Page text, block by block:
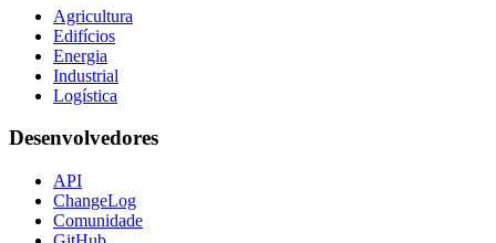
Agricultura
Edifícios
Energia
Industrial
Logística
Desenvolvedores
API
ChangeLog
Comunidade